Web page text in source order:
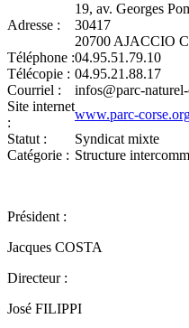
Adresse :
19, av. Georges
30417
20700 AJACCIO
Téléphone :04.95.51.79.10
Télécopie : 04.95.21.88.17
Courriel :
infos@parc-
Site internet
:
www.parc-
Statut :
Syndicat mixte
Catégorie : Structure
Président :
Jacques COSTA
Directeur :
José FILIPPI